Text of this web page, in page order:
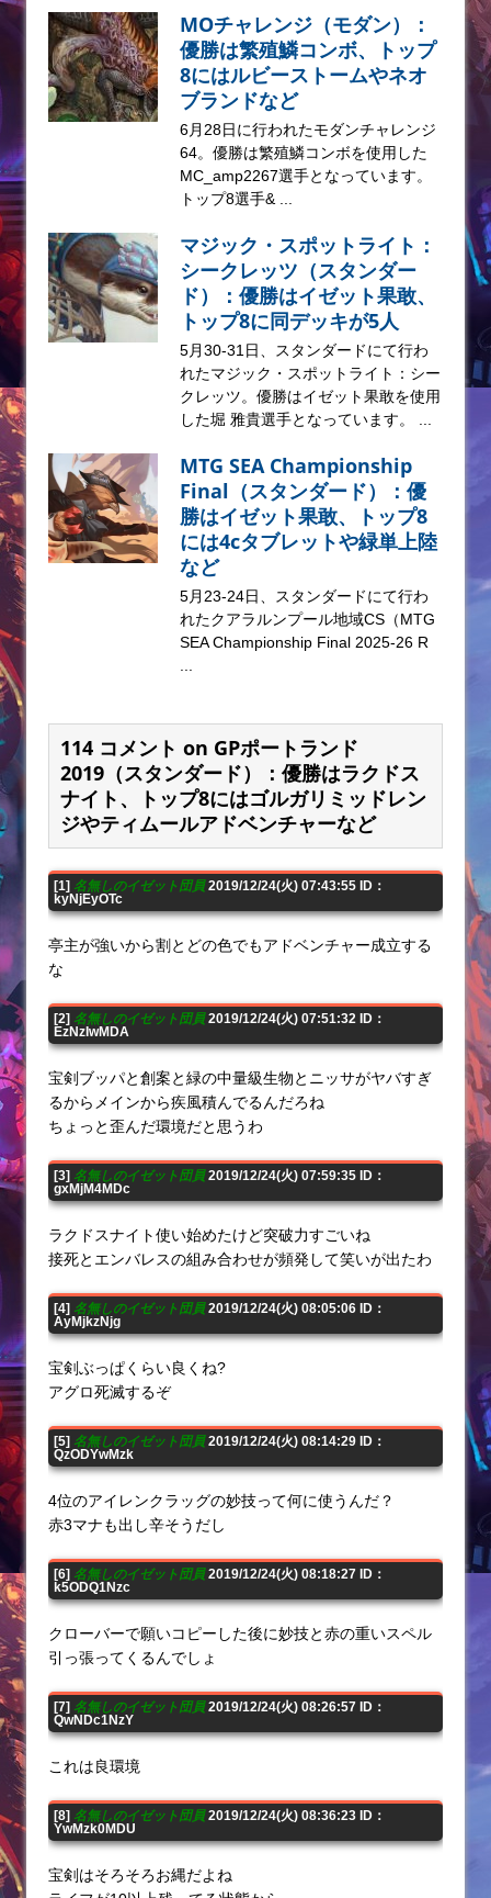
MOチャレンジ（モダン）：
優勝は繁殖鱗コンボ、トップ
8にはルビーストームやネオ
ブランドなど
6月28日に行われたモダンチャレンジ
64。優勝は繁殖鱗コンボを使用した
MC_amp2267選手となっています。
トップ8選手& ...
マジック・スポットライト：
シークレッツ（スタンダー
ド）：優勝はイゼット果敢、
トップ8に同デッキが5人
5月30-31日、スタンダードにて行わ
れたマジック・スポットライト：シー
クレッツ。優勝はイゼット果敢を使用
した堀 雅貴選手となっています。 ...
MTG SEA Championship
Final（スタンダード）：優
勝はイゼット果敢、トップ8
には4cタブレットや緑単上陸
など
5月23-24日、スタンダードにて行わ
れたクアラルンプール地域CS（MTG
SEA Championship Final 2025-26 R
114 コメント on GPポートランド
2019（スタンダード）：優勝はラクドス
ナイト、トップ8にはゴルガリミッドレン
ジやティムールアドベンチャーなど
[1] 名無しのイゼット団員2019/12/24(火) 07:43:55 ID：
kyNjEyOTc
亭主が強いから割とどの色でもアドベンチャー成立する
な
[2] 名無しのイゼット団員2019/12/24(火) 07:51:32 ID：
EzNzIwMDA
宝剣ブッパと創案と緑の中量級生物とニッサがヤバすぎ
るからメインから疾風積んでるんだろね
ちょっと歪んだ環境だと思うわ
[3] 名無しのイゼット団員2019/12/24(火) 07:59:35 ID：
gxMjM4MDc
ラクドスナイト使い始めたけど突破力すごいね
接死とエンバレスの組み合わせが頻発して笑いが出たわ
[4] 名無しのイゼット団員2019/12/24(火) 08:05:06 ID：
AyMjkzNjg
宝剣ぶっぱくらい良くね?
アグロ死滅するぞ
[5] 名無しのイゼット団員2019/12/24(火) 08:14:29 ID：
QzODYwMzk
4位のアイレンクラッグの妙技って何に使うんだ？
赤3マナも出し辛そうだし
[6] 名無しのイゼット団員2019/12/24(火) 08:18:27 ID：
k5ODQ1Nzc
クローバーで願いコピーした後に妙技と赤の重いスペル
引っ張ってくるんでしょ
[7] 名無しのイゼット団員2019/12/24(火) 08:26:57 ID：
QwNDc1NzY
これは良環境
[8] 名無しのイゼット団員2019/12/24(火) 08:36:23 ID：
YwMzk0MDU
宝剣はそろそろお縄だよね